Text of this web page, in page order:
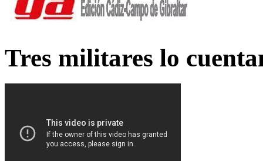
Tres militares lo